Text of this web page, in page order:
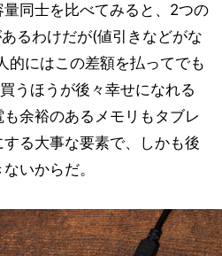
同士を比べてみると、2つの
るわけだが(値引きなどがな
的にはこの差額を払ってでも
うほうが後々幸せになれる
余裕のあるメモリもタブレ
る大事な要素で、しかも後
いからだ。